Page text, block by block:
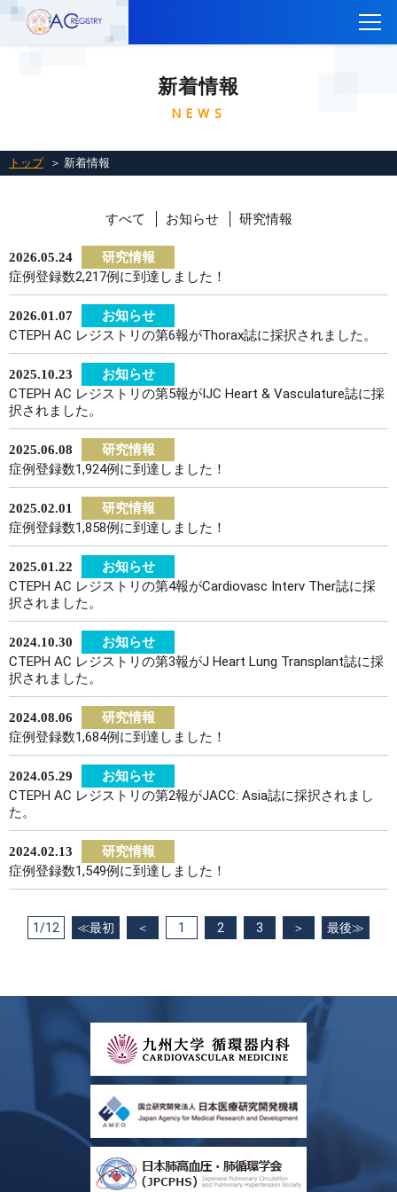
CTEPH AC Registryについて
関連リンク
English
新着情報
NEWS
トップ ＞ 新着情報
すべて お知らせ 研究情報
2026.05.24 研究情報
症例登録数2,217例に到達しました！
2026.01.07 お知らせ
CTEPH AC レジストリの第6報がThorax誌に採択されました。
2025.10.23 お知らせ
CTEPH AC レジストリの第5報がIJC Heart & Vasculature誌に採
択されました。
2025.06.08 研究情報
症例登録数1,924例に到達しました！
2025.02.01 研究情報
症例登録数1,858例に到達しました！
2025.01.22 お知らせ
CTEPH AC レジストリの第4報がCardiovasc Interv Ther誌に採
択されました。
2024.10.30 お知らせ
CTEPH AC レジストリの第3報がJ Heart Lung Transplant誌に採
択されました。
2024.08.06 研究情報
症例登録数1,684例に到達しました！
2024.05.29 お知らせ
CTEPH AC レジストリの第2報がJACC: Asia誌に採択されまし
た。
2024.02.13 研究情報
症例登録数1,549例に到達しました！
1/12 ≪最初 ＜ 1 2 3 ＞ 最後≫